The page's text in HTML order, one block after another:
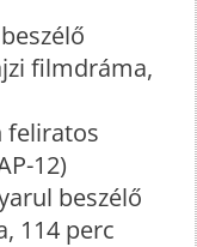
filmdráma,
feliratos
12)
beszélő
114 perc